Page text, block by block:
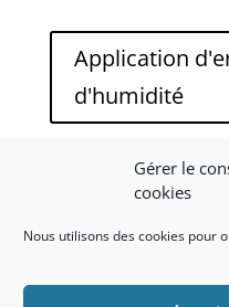
Gérer le
cookies
Nous utilisons des cookies pour
Application
d'humidité
Ainsi que de